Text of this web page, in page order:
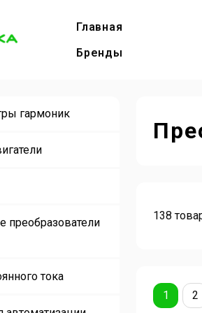
Главная
Бренды
гармоник
преобразователи
тока
138
1 2